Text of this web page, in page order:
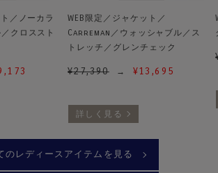
／ノーカラ
クロススト
WEB限定／ジャケット／
Carreman／ウォッシャブル／ス
トレッチ／グレンチェック
¥27,390 ¥13,695
詳しく見る
のレディースアイテムを見る